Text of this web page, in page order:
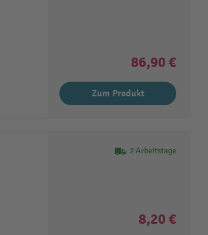
86,90 €
Zum Produkt
2 Arbeitstage
8,20 €